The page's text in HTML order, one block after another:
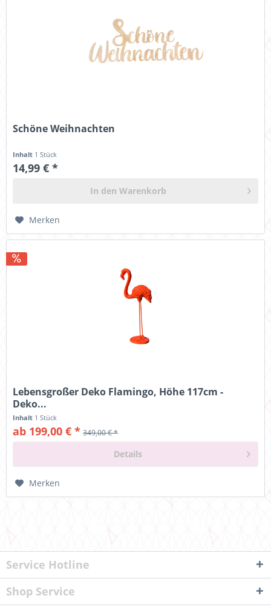
Schöne Weihnachten
Inhalt 1 Stück
14,99 € *
In den Warenkorb
Merken
Lebensgroßer Deko Flamingo, Höhe 117cm -
Deko...
Inhalt 1 Stück
ab 199,00 € * 349,00 € *
Details
Merken
Service Hotline
Shop Service